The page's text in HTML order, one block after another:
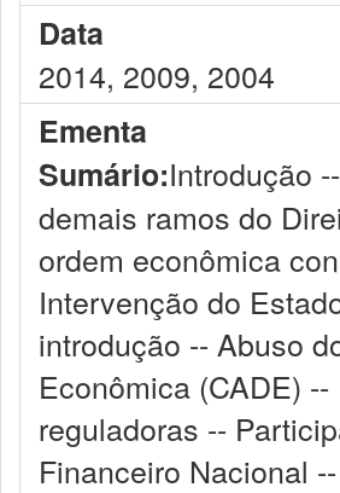
Data
2014, 2009, 2004
Ementa
Sumário:Introdução
demais ramos do
ordem econômica
Intervenção do
introdução -- Abuso
Econômica (CADE)
reguladoras --
Financeiro Nacional